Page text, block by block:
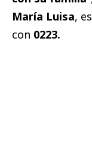
María Luisa,
con 0223.